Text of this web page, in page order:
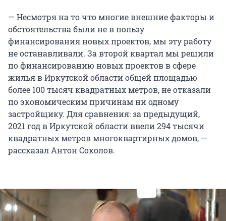
— Несмотря на то что многие внешние факторы и
обстоятельства были не в пользу
финансирования новых проектов, мы эту работу
не останавливали. За второй квартал мы решили
по финансированию новых проектов в сфере
жилья в Иркутской области общей площадью
более 100 тысяч квадратных метров, не отказали
по экономическим причинам ни одному
застройщику. Для сравнения: за предыдущий,
2021 год в Иркутской области ввели 294 тысячи
квадратных метров многоквартирных домов, —
рассказал Антон Соколов.